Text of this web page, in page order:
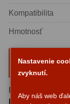
Azimutálne AZ
Equatoriálne EQ
Statívy a piliere
Tubusové kruhy
Kompatibilita
Hmotnosť
Postup
kolimátora
do
Nastavenie
zvyknutí.
Aby náš web